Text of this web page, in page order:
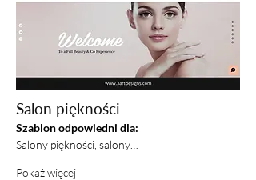
Salon piękności
Szablon odpowiedni dla:
Salony piękności, salony…
Pokaż więcej